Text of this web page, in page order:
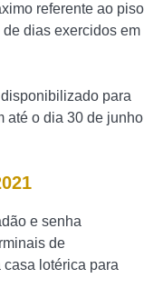
referente ao piso
dias exercidos em
para
até o dia 30 de junho
e senha
de
lotérica para